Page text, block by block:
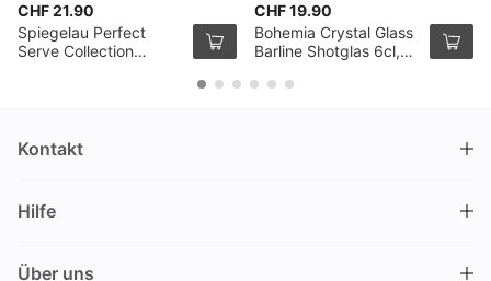
CHF 21.90
Spiegelau Perfect
Serve Collection
CHF 19.90
Bohemia Crystal Glass
Barline Shotglas 6cl,
Kontakt
Nüschelerstrasse 35
Schweiz
Hilfe
Über uns